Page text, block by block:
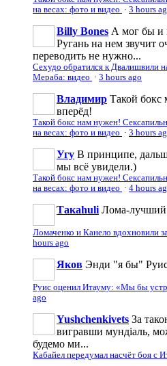
на весах: фото и видео · 3 hours
Billy Bones А мог бы и
Ругань на нем звучит
переводить не нужно...
Сехудо обратился к Двалишвили
Мераба: видео · 3 hours ago
Владимир Такой
вперёд!
Такой бокс нам нужен!
на весах: фото и видео · 3 hours
Угу В принципе,
мы всё увидели.)
Такой бокс нам нужен!
на весах: фото и видео · 4 hours
Такаhuli Лома-
Ломаченко и Канело вдохновили
hours ago
Яков Энди "я бы"
Руис оценил Итауму: «Мы бы
ago
Yushchenkivets За
вигравши мундіаль,
будемо ми...
Кабайел передумал насчёт боя с